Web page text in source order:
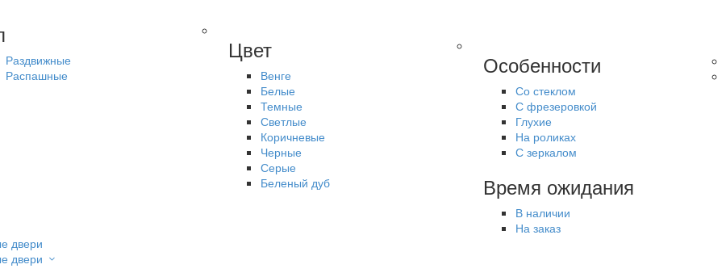
Раздвижные
Распашные
Цвет
Венге
Белые
Темные
Светлые
Коричневые
Черные
Серые
Беленый дуб
Особенности
Со стеклом
С фрезеровкой
Глухие
На роликах
С зеркалом
Время ожидания
В наличии
На заказ
двери
двери